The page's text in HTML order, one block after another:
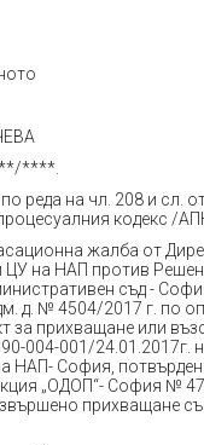
****.
реда на чл. 208 и сл.
кодекс /
жалба от
ЦУ на НАП против
съд -
д. № 4504/2017 г. по
за прихващане или
004-001/24.01.2017г.
НАП- София,
„ОДОП“- София №
прихващане